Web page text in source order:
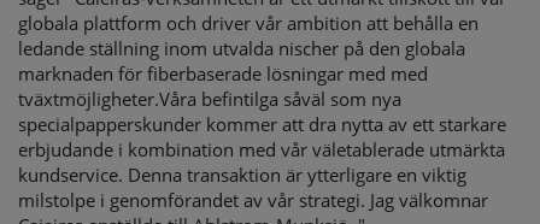
globala plattform och driver vår ambition att behålla en
ledande ställning inom utvalda nischer på den globala
marknaden för fiberbaserade lösningar med med
tväxtmöjligheter.Våra befintilga såväl som nya
specialpapperskunder kommer att dra nytta av ett starkare
erbjudande i kombination med vår väletablerade utmärkta
kundservice. Denna transaktion är ytterligare en viktig
milstolpe i genomförandet av vår strategi. Jag välkomnar